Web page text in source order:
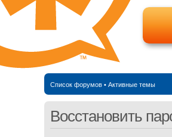
Список форумов• Активные темы
Восстановить